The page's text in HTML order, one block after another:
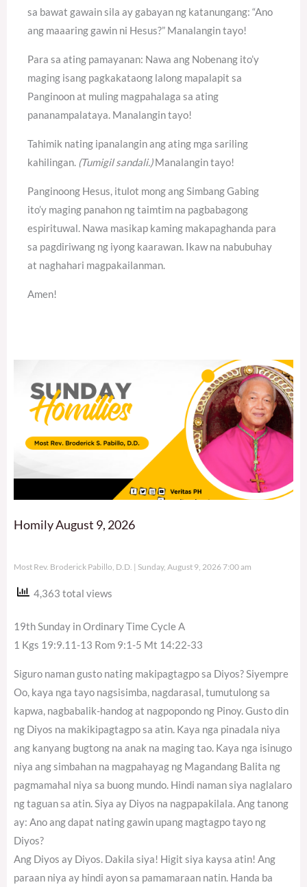
sa bawat gawain sila ay gabayan ng katanungang: “Ano
ang maaaring gawin ni Hesus?” Manalangin tayo!
Para sa ating pamayanan: Nawa ang Nobenang ito’y
maging isang pagkakataong lalong mapalapit sa
Panginoon at muling magpahalaga sa ating
pananampalataya. Manalangin tayo!
Tahimik nating ipanalangin ang ating mga sariling
kahilingan. (Tumigil sandali.)Manalangin tayo!
Panginoong Hesus, itulot mong ang Simbang Gabing
ito’y maging panahon ng taimtim na pagbabagong
espirituwal. Nawa masikap kaming makapaghanda para
sa pagdiriwang ng iyong kaarawan. Ikaw na nabubuhay
at naghahari magpakailanman.
Amen!
Homily August 9, 2026
Most Rev. Broderick Pabillo, D.D. Sunday, August 9, 2026 7:00 am
4,363 total views
19th Sunday in Ordinary Time Cycle A
1 Kgs 19:9.11-13 Rom 9:1-5 Mt 14:22-33
Siguro naman gusto nating makipagtagpo sa Diyos? Siyempre
Oo, kaya nga tayo nagsisimba, nagdarasal, tumutulong sa
kapwa, nagbabalik-handog at nagpopondo ng Pinoy. Gusto din
ng Diyos na makikipagtagpo sa atin. Kaya nga pinadala niya
ang kanyang bugtong na anak na maging tao. Kaya nga isinugo
niya ang simbahan na magpahayag ng Magandang Balita ng
pagmamahal niya sa buong mundo. Hindi naman siya naglalaro
ng taguan sa atin. Siya ay Diyos na nagpapakilala. Ang tanong
ay: Ano ang dapat nating gawin upang magtagpo tayo ng
Diyos?
Ang Diyos ay Diyos. Dakila siya! Higit siya kaysa atin! Ang
paraan niya ay hindi ayon sa pamamaraan natin. Handa ba